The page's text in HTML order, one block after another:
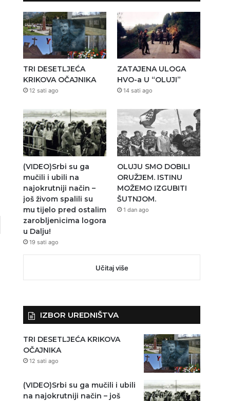
TRI DESETLJEĆA
KRIKOVA OČAJNIKA
12 sati ago
ZATAJENA ULOGA
HVO-a U “OLUJI”
14 sati ago
(VIDEO)Srbi su ga
mučili i ubili na
najokrutniji način –
još živom spalili su
mu tijelo pred ostalim
zarobljenicima logora
u Dalju!
19 sati ago
OLUJU SMO DOBILI
ORUŽJEM. ISTINU
MOŽEMO IZGUBITI
ŠUTNJOM.
1 dan ago
Učitaj više
IZBOR UREDNIŠTVA
TRI DESETLJEĆA KRIKOVA
OČAJNIKA
12 sati ago
(VIDEO)Srbi su ga mučili i ubili
na najokrutniji način – još